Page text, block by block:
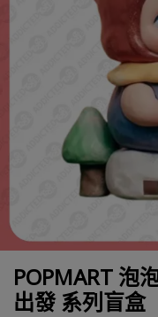
POPMART 泡
出發 系列盲盒